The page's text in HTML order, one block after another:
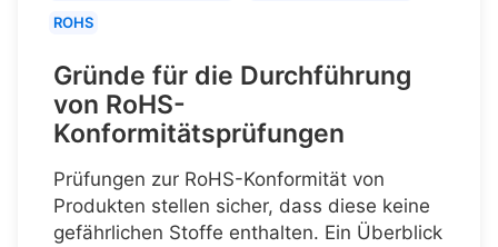
ROHS
Gründe für die Durchführung
von RoHS-
Konformitätsprüfungen
Prüfungen zur RoHS-Konformität von
Produkten stellen sicher, dass diese keine
gefährlichen Stoffe enthalten. Ein Überblick